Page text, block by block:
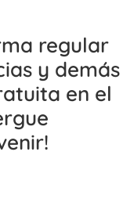
regular
y demás
en el